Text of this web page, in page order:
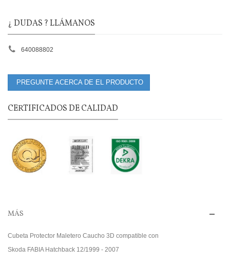
¿ DUDAS ? LLÁMANOS
640088802
PREGUNTE ACERCA DE EL PRODUCTO
CERTIFICADOS DE CALIDAD
MÁS
Cubeta Protector Maletero Caucho 3D compatible con
Skoda FABIA Hatchback 12/1999 - 2007